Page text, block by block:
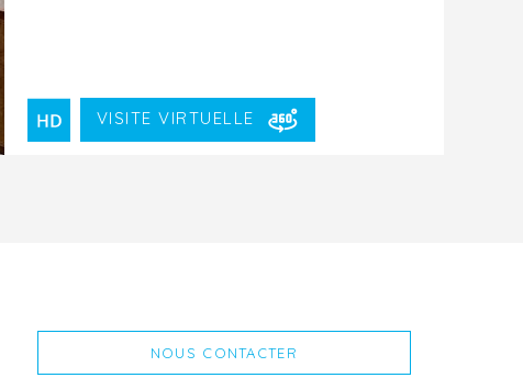
VISITE VIRTUELLE
NOUS CONTACTER